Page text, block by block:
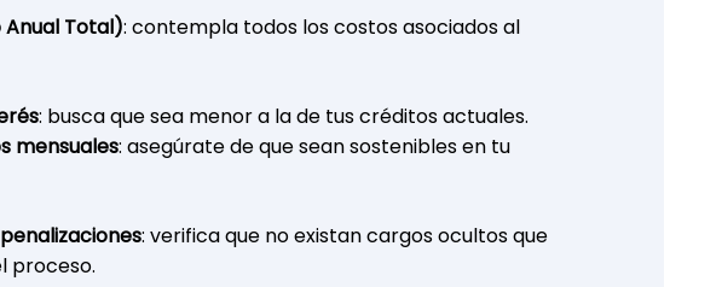
Anual Total): contempla todos los costos asociados al
: busca que sea menor a la de tus créditos actuales.
mensuales: asegúrate de que sean sostenibles en tu
: verifica que no existan cargos ocultos que
proceso.